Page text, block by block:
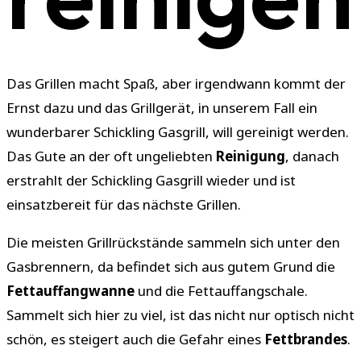
Das Grillen macht Spaß, aber irgendwann kommt der
Ernst dazu und das Grillgerät, in unserem Fall ein
wunderbarer Schickling Gasgrill, will gereinigt werden.
Das Gute an der oft ungeliebten Reinigung, danach
erstrahlt der Schickling Gasgrill wieder und ist
einsatzbereit für das nächste Grillen.
Die meisten Grillrückstände sammeln sich unter den
Gasbrennern, da befindet sich aus gutem Grund die
Fettauffangwanne und die Fettauffangschale.
Sammelt sich hier zu viel, ist das nicht nur optisch nicht
schön, es steigert auch die Gefahr eines Fettbrandes.